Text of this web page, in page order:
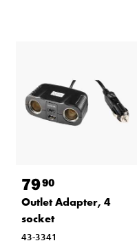
7990
Outlet Adapter, 4
socket
43-3341